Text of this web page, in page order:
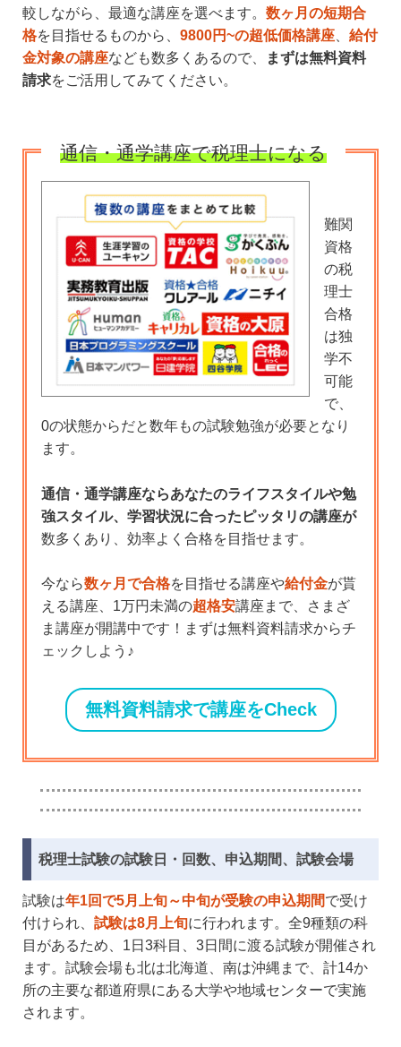
較しながら、最適な講座を選べます。 数ヶ月の短期合
格を目指せるものから、 9800円~の超低価格講座
給付
金対象の講座なども数多くあるので、
まずは無料資料
請求をご活用してみてください。
通信・通学講座で税理士になる
難関
資格
の税
理士
合格
は独
学不
可能
で、
0の状態からだと数年もの試験勉強が必要となり
ます。
通信・通学講座ならあなたのライフスタイルや勉
強スタイル、学習状況に合ったピッタリの講座が
数多くあり、効率よく合格を目指せます。
今なら数ヶ月で合格を目指せる講座や給付金が貰
える講座、1万円未満の超格安講座まで、さまざ
ま講座が開講中です！まずは無料資料請求からチ
ェックしよう♪
無料資料請求で講座をCheck
税理士試験の試験日・回数、申込期間、試験会場
試験は年1回で5月上旬～中旬が受験の申込期間で受け
付けられ、 試験は8月上旬に行われます。全9種類の科
目があるため、1日3科目、3日間に渡る試験が開催され
ます。試験会場も北は北海道、南は沖縄まで、計14か
所の主要な都道府県にある大学や地域センターで実施
されます。